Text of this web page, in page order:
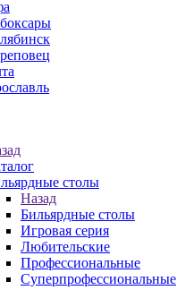
столы
Назад
Бильярдные столы
Игровая серия
Любительские
Профессиональные
Суперпрофессиональные